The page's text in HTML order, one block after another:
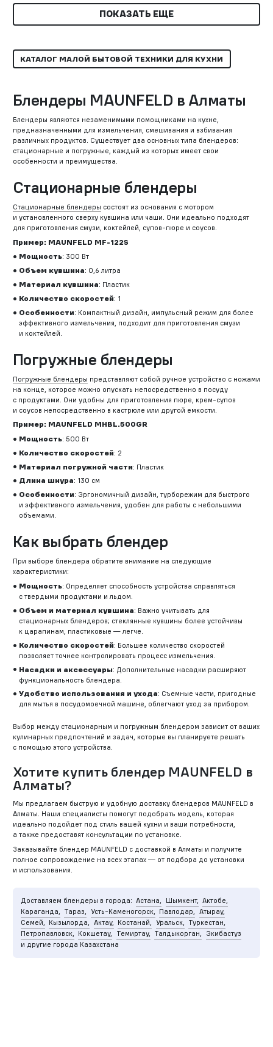
ПОКАЗАТЬ ЕЩЕ
КАТАЛОГ МАЛОЙ БЫТОВОЙ ТЕХНИКИ ДЛЯ КУХНИ
Блендеры MAUNFELD в Алматы
Блендеры являются незаменимыми помощниками на кухне,
предназначенными для измельчения, смешивания и взбивания
различных продуктов. Существует два основных типа блендеров:
стационарные и погружные, каждый из которых имеет свои
особенности и преимущества.
Стационарные блендеры
Стационарные блендеры состоят из основания с мотором
и установленного сверху кувшина или чаши. Они идеально подходят
для приготовления смузи, коктейлей, супов-пюре и соусов.
Пример: MAUNFELD MF-122S
Мощность: 300 Вт
Объем кувшина: 0,6 литра
Материал кувшина: Пластик
Количество скоростей: 1
Особенности: Компактный дизайн, импульсный режим для более
эффективного измельчения, подходит для приготовления смузи
и коктейлей.
Погружные блендеры
Погружные блендеры представляют собой ручное устройство с ножами
на конце, которое можно опускать непосредственно в посуду
с продуктами. Они удобны для приготовления пюре, крем-супов
и соусов непосредственно в кастрюле или другой емкости.
Пример: MAUNFELD MHBL.500GR
Мощность: 500 Вт
Количество скоростей: 2
Материал погружной части: Пластик
Длина шнура: 130 см
Особенности: Эргономичный дизайн, турборежим для быстрого
и эффективного измельчения, удобен для работы с небольшими
объемами.
Как выбрать блендер
При выборе блендера обратите внимание на следующие
характеристики:
Мощность: Определяет способность устройства справляться
с твердыми продуктами и льдом.
Объем и материал кувшина: Важно учитывать для
стационарных блендеров; стеклянные кувшины более устойчивы
к царапинам, пластиковые — легче.
Количество скоростей: Большее количество скоростей
позволяет точнее контролировать процесс измельчения.
Насадки и аксессуары: Дополнительные насадки расширяют
функциональность блендера.
Удобство использования и ухода: Съемные части, пригодные
для мытья в посудомоечной машине, облегчают уход за прибором.
Выбор между стационарным и погружным блендером зависит от ваших
кулинарных предпочтений и задач, которые вы планируете решать
с помощью этого устройства.
Хотите купить блендер MAUNFELD в
Алматы?
Мы предлагаем быструю и удобную доставку блендеров MAUNFELD в
Алматы. Наши специалисты помогут подобрать модель, которая
идеально подойдет под стиль вашей кухни и ваши потребности,
а также предоставят консультации по установке.
Заказывайте блендер MAUNFELD с доставкой в Алматы и получите
полное сопровождение на всех этапах — от подбора до установки
и использования.
Доставляем блендеры в города: Астана, Шымкент, Актобе,
Караганда, Тараз, Усть-Каменогорск, Павлодар, Атырау,
Семей, Кызылорда, Актау, Костанай, Уральск, Туркестан,
Петропавловск, Кокшетау, Темиртау, Талдыкорган,
Экибастуз
и другие города Казахстана